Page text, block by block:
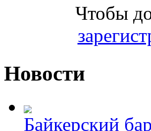
Чтобы
Новости
Байкерский